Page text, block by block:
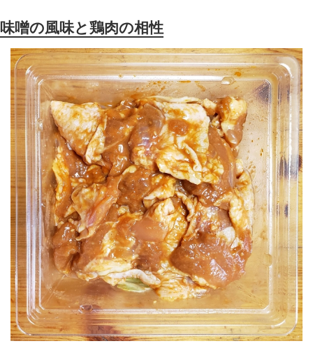
味噌の風味と鶏肉の相性